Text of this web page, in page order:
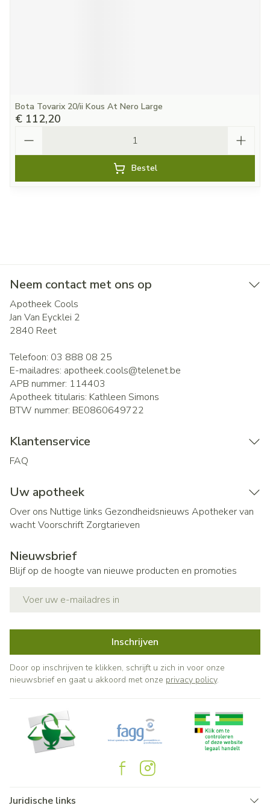
Bota Tovarix 20/ii Kous At Nero Large
€ 112,20
Bestel
Neem contact met ons op
Apotheek Cools
Jan Van Eycklei 2
2840 Reet
Telefoon: 03 888 08 25
E-mailadres: apotheek.cools@telenet.be
APB nummer: 114403
Apotheek titularis: Kathleen Simons
BTW nummer: BE0860649722
Klantenservice
FAQ
Uw apotheek
Over ons Nuttige links Gezondheidsnieuws Apotheker van
wachtVoorschrift Zorgtarieven
Nieuwsbrief
Blijf op de hoogte van nieuwe producten en promoties
Inschrijven
Door op inschrijven te klikken, schrijft u zich in voor onze
nieuwsbrief en gaat u akkoord met onze privacy policy.
Juridische links